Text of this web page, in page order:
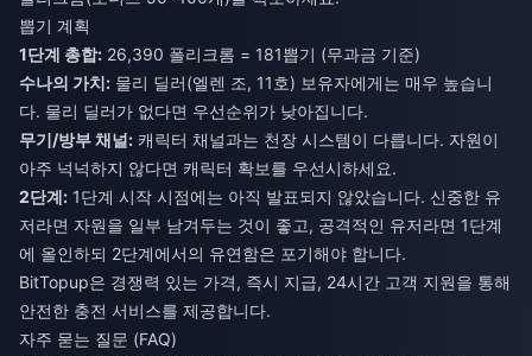
뽑기 계획
1단계 총합: 26,390 폴리크롬 = 181뽑기 (무과금 기준)
수나의 가치: 물리 딜러(엘렌 조, 11호) 보유자에게는 매우 높습니
다. 물리 딜러가 없다면 우선순위가 낮아집니다.
무기/방부 채널: 캐릭터 채널과는 천장 시스템이 다릅니다. 자원이
아주 넉넉하지 않다면 캐릭터 확보를 우선시하세요.
2단계: 1단계 시작 시점에는 아직 발표되지 않았습니다. 신중한 유
저라면 자원을 일부 남겨두는 것이 좋고, 공격적인 유저라면 1단계
에 올인하되 2단계에서의 유연함은 포기해야 합니다.
BitTopup은 경쟁력 있는 가격, 즉시 지급, 24시간 고객 지원을 통해
안전한 충전 서비스를 제공합니다.
자주 묻는 질문 (FAQ)